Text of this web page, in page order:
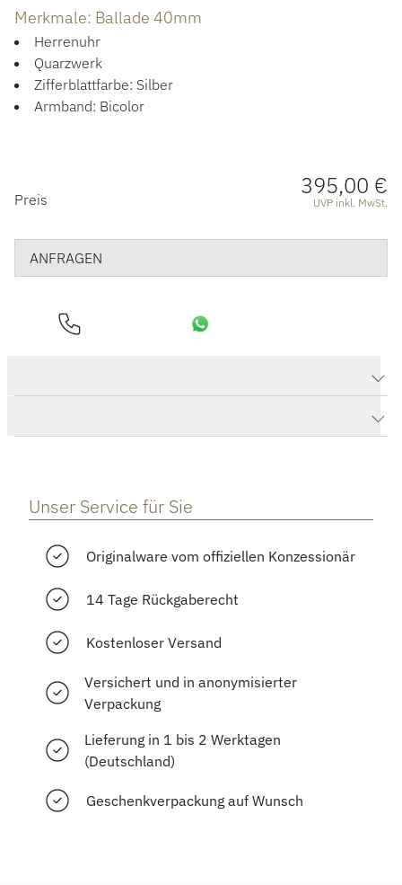
ACCESSOIRES
ÜBER UNS
Merkmale: Ballade 40mm
Herrenuhr
Quarzwerk
Zifferblattfarbe: Silber
Armband: Bicolor
PREISINFORMATIONEN
Preis 395,00 €
UVP inkl. MwSt.
ANFRAGEN
Unser Service für Sie
Originalware vom offiziellen Konzessionär
14 Tage Rückgaberecht
Kostenloser Versand
Versichert und in anonymisierter
Verpackung
Lieferung in 1 bis 2 Werktagen
(Deutschland)
Geschenkverpackung auf Wunsch